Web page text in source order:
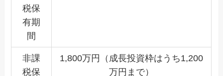
税保
有期
間
非課
税保
1,800万円（成長投資枠はうち1,200
万円まで）